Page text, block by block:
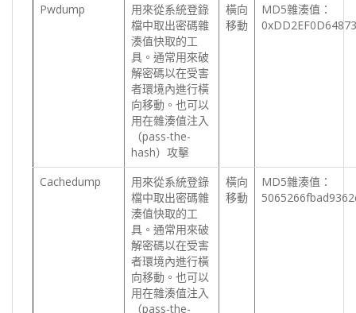
Pwdump
用來從系統登錄
檔中取出密碼雜
湊值快取的工
具。通常用來破
解密碼以在受害
者環境內進行橫
向移動。也可以
用在雜湊值注入
（pass-the-
hash）攻擊
橫向
移動
MD5雜湊值：
Cachedump
用來從系統登錄
檔中取出密碼雜
湊值快取的工
具。通常用來破
解密碼以在受害
者環境內進行橫
向移動。也可以
用在雜湊值注入
（pass-the-
橫向
移動
MD5雜湊值：